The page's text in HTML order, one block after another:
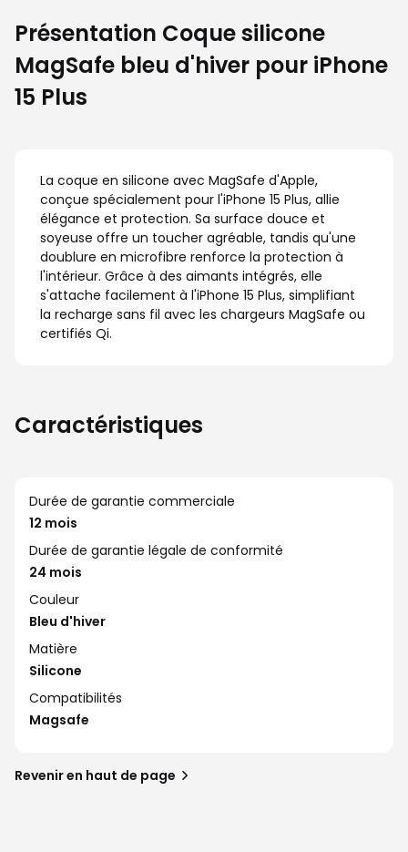
Présentation Coque silicone
MagSafe bleu d'hiver pour iPhone
15 Plus
La coque en silicone avec MagSafe d'Apple,
conçue spécialement pour l'iPhone 15 Plus, allie
élégance et protection. Sa surface douce et
soyeuse offre un toucher agréable, tandis qu'une
doublure en microfibre renforce la protection à
l'intérieur. Grâce à des aimants intégrés, elle
s'attache facilement à l'iPhone 15 Plus, simplifiant
la recharge sans fil avec les chargeurs MagSafe ou
certifiés Qi.
Caractéristiques
Durée de garantie commerciale
12 mois
Durée de garantie légale de conformité
24 mois
Couleur
Bleu d'hiver
Matière
Silicone
Compatibilités
Magsafe
Revenir en haut de page